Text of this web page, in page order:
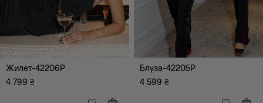
Жилет-42206P
4 799 ₴
Блуза-42205P
4 599 ₴